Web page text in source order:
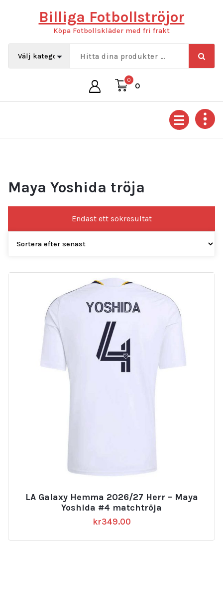
Billiga Fotbollströjor
Köpa Fotbollskläder med fri frakt
0
0
Maya Yoshida tröja
Endast ett sökresultat
LA Galaxy Hemma 2026/27 Herr – Maya
Yoshida #4 matchtröja
kr349.00